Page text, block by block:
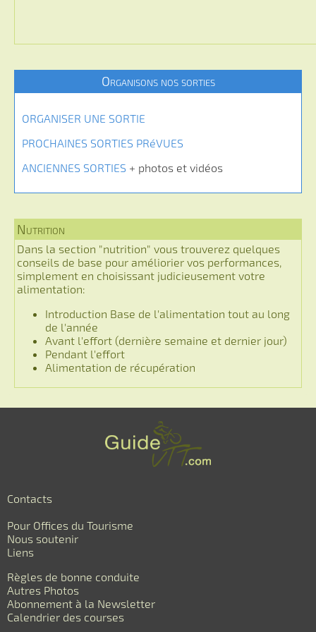
Organisons nos sorties
ORGANISER UNE SORTIE
PROCHAINES SORTIES PRéVUES
ANCIENNES SORTIES + photos et vidéos
Nutrition
Dans la section "nutrition" vous trouverez quelques
conseils de base pour améliorier vos performances,
simplement en choisissant judicieusement votre
alimentation:
Introduction Base de l'alimentation tout au long
de l'année
Avant l'effort (dernière semaine et dernier jour)
Pendant l'effort
Alimentation de récupération
Contacts
Pour Offices du Tourisme
Nous soutenir
Liens
Règles de bonne conduite
Autres Photos
Abonnement à la Newsletter
Calendrier des courses